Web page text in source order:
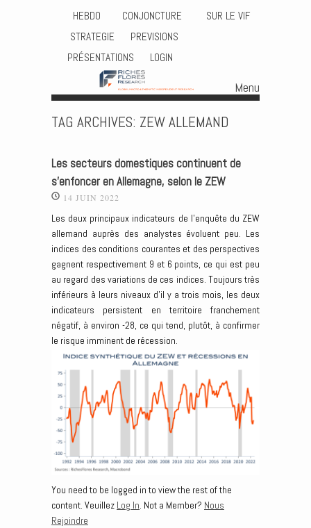
HEBDO CONJONCTURE
SUR LE VIF
STRATEGIE
PREVISIONS
PRÉSENTATIONS
LOGIN
Menu
TAG ARCHIVES: ZEW ALLEMAND
Les secteurs domestiques continuent de
s’enfoncer en Allemagne, selon le ZEW
14 JUIN 2022
Les deux principaux indicateurs de l’enquête du ZEW
allemand auprès des analystes évoluent peu. Les
indices des conditions courantes et des perspectives
gagnent respectivement 9 et 6 points, ce qui est peu
au regard des variations de ces indices. Toujours très
inférieurs à leurs niveaux d’il y a trois mois, les deux
indicateurs persistent en territoire franchement
négatif, à environ -28, ce qui tend, plutôt, à confirmer
le risque imminent de récession.
You need to be logged in to view the rest of the
content. Veuillez Log In. Not a Member? Nous
Rejoindre